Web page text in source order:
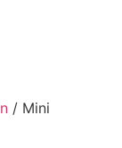
/ Mini